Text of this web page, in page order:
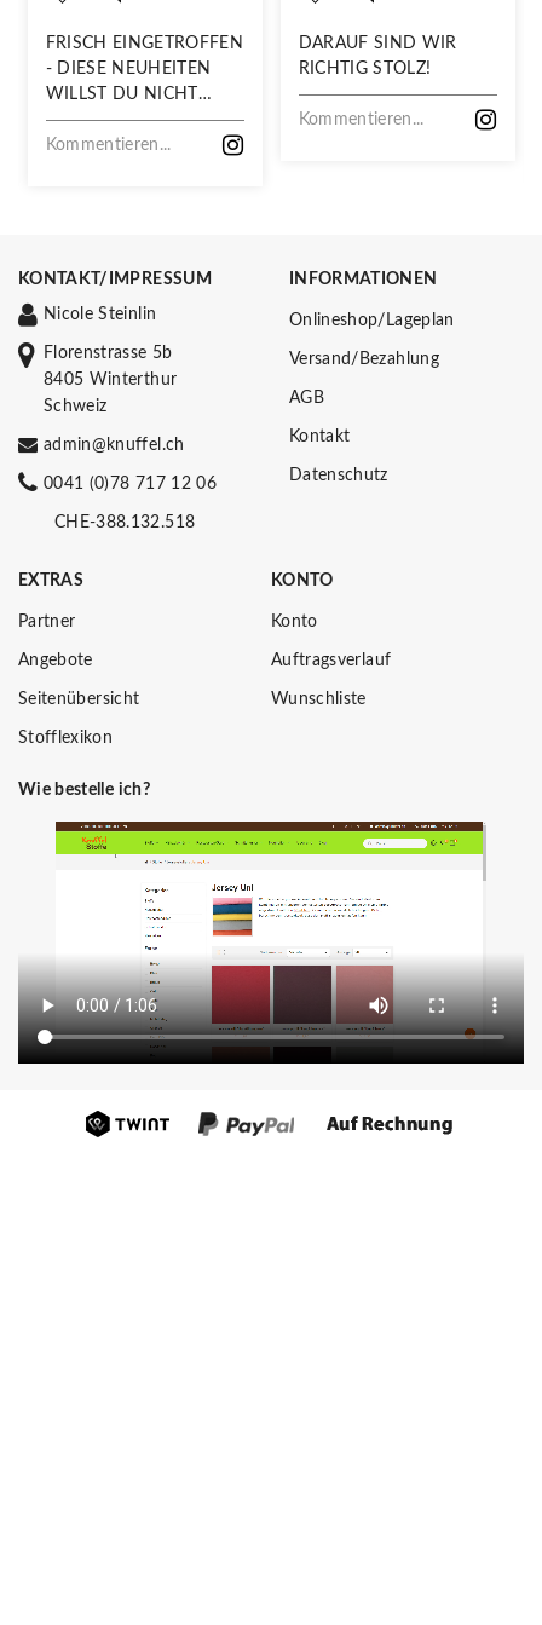
FRISCH EINGETROFFEN
- DIESE NEUHEITEN
WILLST DU NICHT
VERPASSEN!
Kommentieren...
DARAUF SIND WIR
RICHTIG STOLZ!
Kommentieren...
KONTAKT/IMPRESSUM
Nicole Steinlin
Florenstrasse 5b
8405 Winterthur
Schweiz
admin@knuffel.ch
0041 (0)78 717 12 06
CHE-388.132.518
INFORMATIONEN
Onlineshop/Lageplan
Versand/Bezahlung
AGB
Kontakt
Datenschutz
EXTRAS
Partner
Angebote
Seitenübersicht
Stofflexikon
KONTO
Konto
Auftragsverlauf
Wunschliste
Wie bestelle ich?